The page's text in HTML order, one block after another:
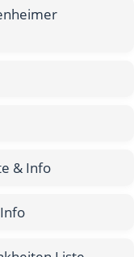
& Info